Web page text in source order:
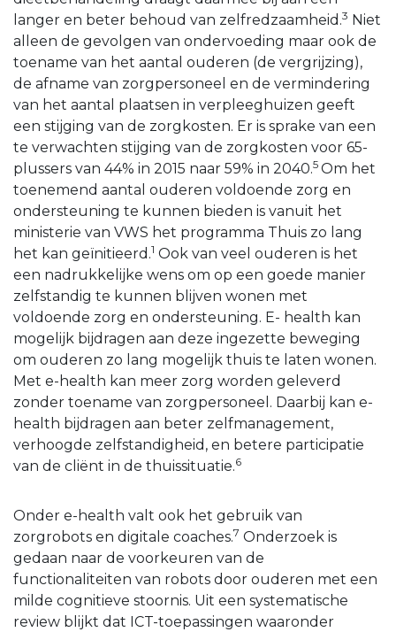
langer en beter behoud van zelfredzaamheid.3 Niet
alleen de gevolgen van ondervoeding maar ook de
toename van het aantal ouderen (de vergrijzing),
de afname van zorgpersoneel en de vermindering
van het aantal plaatsen in verpleeghuizen geeft
een stijging van de zorgkosten. Er is sprake van een
te verwachten stijging van de zorgkosten voor 65-
plussers van 44% in 2015 naar 59% in 2040.5 Om het
toenemend aantal ouderen voldoende zorg en
ondersteuning te kunnen bieden is vanuit het
ministerie van VWS het programma Thuis zo lang
het kan geïnitieerd.1 Ook van veel ouderen is het
een nadrukkelijke wens om op een goede manier
zelfstandig te kunnen blijven wonen met
voldoende zorg en ondersteuning. E- health kan
mogelijk bijdragen aan deze ingezette beweging
om ouderen zo lang mogelijk thuis te laten wonen.
Met e-health kan meer zorg worden geleverd
zonder toename van zorgpersoneel. Daarbij kan e-
health bijdragen aan beter zelfmanagement,
verhoogde zelfstandigheid, en betere participatie
van de cliënt in de thuissituatie.6
Onder e-health valt ook het gebruik van
zorgrobots en digitale coaches.7 Onderzoek is
gedaan naar de voorkeuren van de
functionaliteiten van robots door ouderen met een
milde cognitieve stoornis. Uit een systematische
review blijkt dat ICT-toepassingen waaronder